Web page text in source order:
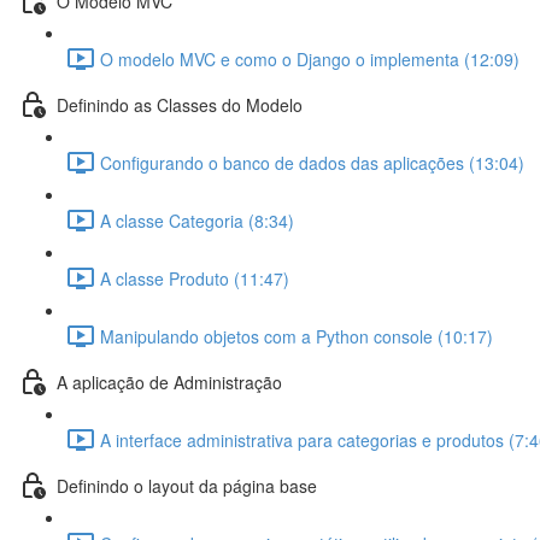
O modelo MVC e como o Django o implementa (12:09)
Definindo as Classes do Modelo
Configurando o banco de dados das aplicações (13:04)
A classe Categoria (8:34)
A classe Produto (11:47)
Manipulando objetos com a Python console (10:17)
A aplicação de Administração
A interface administrativa para categorias e produtos
Definindo o layout da página base